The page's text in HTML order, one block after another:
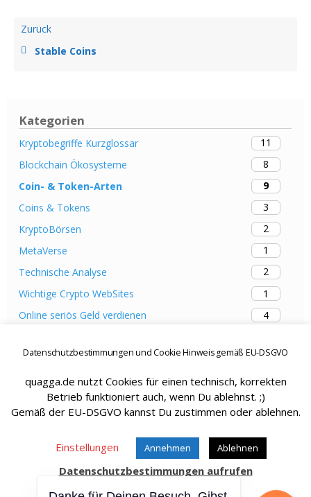
Kategorien
Kryptobegriffe Kurzglossar
11
Blockchain Ökosysteme
8
Coin- & Token-Arten
9
Coins & Tokens
3
KryptoBörsen
2
MetaVerse
1
Technische Analyse
2
Wichtige Crypto WebSites
1
Online seriös Geld verdienen
4
Zurück
Stable Coins
Hätt aber sein können - SissySorglos ;)
Datenschutzbestimmungen und Cookie Hinweis gemäß EU-DSGVO
quagga.de nutzt Cookies für einen technisch, korrekten
Betrieb funktioniert auch, wenn Du ablehnst. ;)
Gemäß der EU-DSGVO kannst Du zustimmen oder ablehnen.
Einstellungen Annehmen Ablehnen
Datenschutzbestimmungen aufrufen